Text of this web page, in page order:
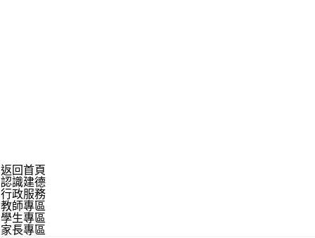
返回首頁
認識建德
行政服務
教師專區
學生專區
家長專區